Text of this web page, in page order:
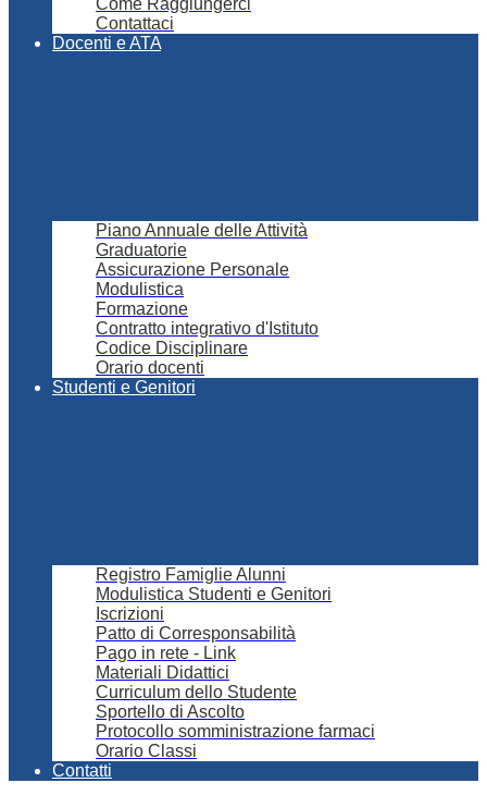
Come Raggiungerci
Contattaci
Docenti e ATA
Piano Annuale delle Attività
Graduatorie
Assicurazione Personale
Modulistica
Formazione
Contratto integrativo d'Istituto
Codice Disciplinare
Orario docenti
Studenti e Genitori
Registro Famiglie Alunni
Modulistica Studenti e Genitori
Iscrizioni
Patto di Corresponsabilità
Pago in rete - Link
Materiali Didattici
Curriculum dello Studente
Sportello di Ascolto
Protocollo somministrazione farmaci
Orario Classi
Contatti